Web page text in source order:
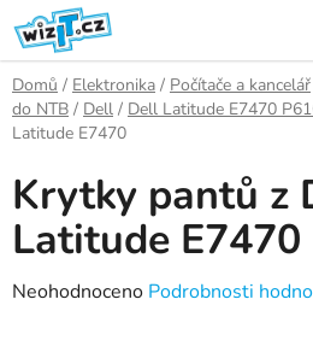
Přejít
na
obsah
Domů / Elektronika / Počítače a kancelář
do NTB / Dell / Dell Latitude E7470
Latitude E7470
Krytky pantů z
Latitude E7470
Průměrné
Neohodnoceno Podrobnosti